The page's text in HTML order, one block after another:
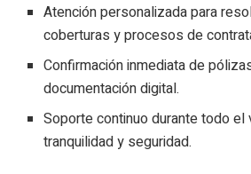
Atención personalizada para
coberturas y procesos de
Confirmación inmediata de
documentación digital.
Soporte continuo durante todo el
tranquilidad y seguridad.